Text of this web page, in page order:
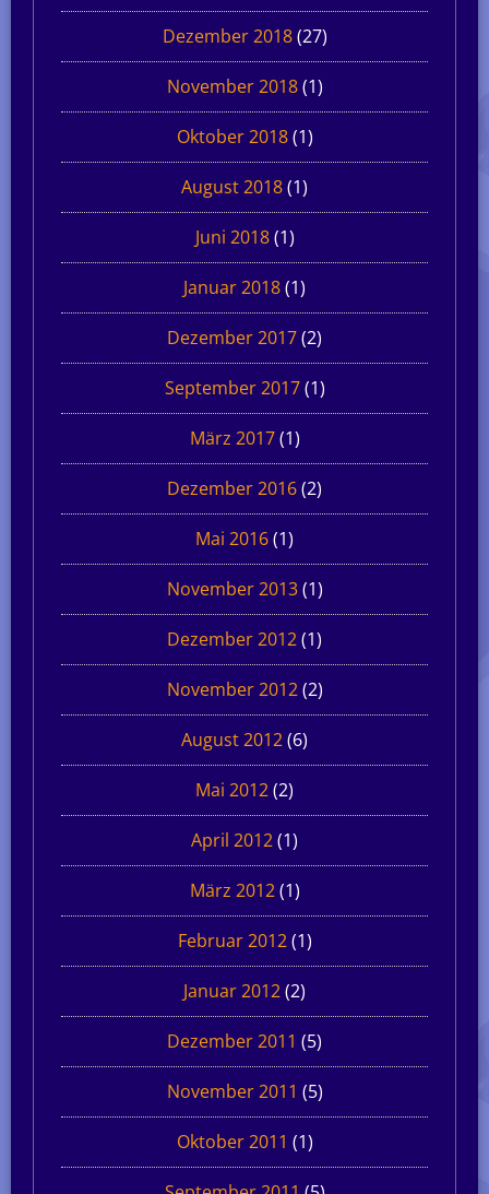
Dezember 2018(27)
November 2018(1)
Oktober 2018(1)
August 2018(1)
Juni 2018(1)
Januar 2018(1)
Dezember 2017(2)
September 2017(1)
März 2017(1)
Dezember 2016(2)
Mai 2016(1)
November 2013(1)
Dezember 2012(1)
November 2012(2)
August 2012(6)
Mai 2012(2)
April 2012(1)
März 2012(1)
Februar 2012(1)
Januar 2012(2)
Dezember 2011 (5)
November 2011 (5)
Oktober 2011 (1)